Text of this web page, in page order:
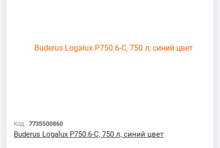
Код: 7735500860
Buderus Logalux P750.6-C, 750 л, синий цвет